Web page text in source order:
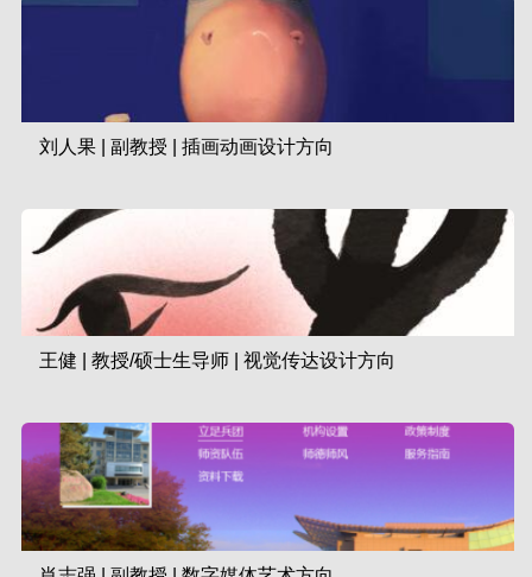
2023-09-06
刘人果 | 副教授 | 插画动画设计方向
2023-08-29
王健 | 教授/硕士生导师 | 视觉传达设计方向